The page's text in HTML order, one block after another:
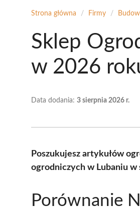
Strona główna / Firmy /
Sklep
w 2026
Data dodania: 3 sierpnia 2026 r.
Poszukujesz artykułów
ogrodniczych w Lubaniu
Porównanie